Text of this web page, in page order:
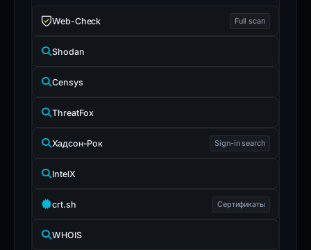
Web-Check Full scan
Shodan
Censys
ThreatFox
Хадсон-Рок Sign-in search
IntelX
crt.sh Сертификаты
WHOIS